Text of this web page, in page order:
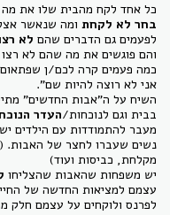
כל אחד לקח מהבית שלו את
בחר לא לקחת ומה שנאשר
לפעמים גם הדברים שהם לא
והם פוגשים את מה שהם לא
כמה פעמים קרה לכם/ן
אני לא רוצה להיות שם".
השיח על ה"אבות החדשים"
בבית וגם לנוכחות/העדר
מעבר להתמודדות עם הילדים
נשים שעברו לחצר של האבות. (
מקלחת, כביסות ועוד)
יש משפחות שהאבות שהצליחו
עצמם למציאות החדשה של
לפרנס ולוקחים על עצמם חלק